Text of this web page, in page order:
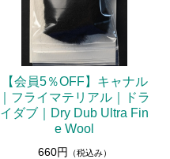
【会員5％OFF】キャナル
｜フライマテリアル｜ドラ
イダブ｜Dry Dub Ultra Fin
e Wool
660円 （税込み）